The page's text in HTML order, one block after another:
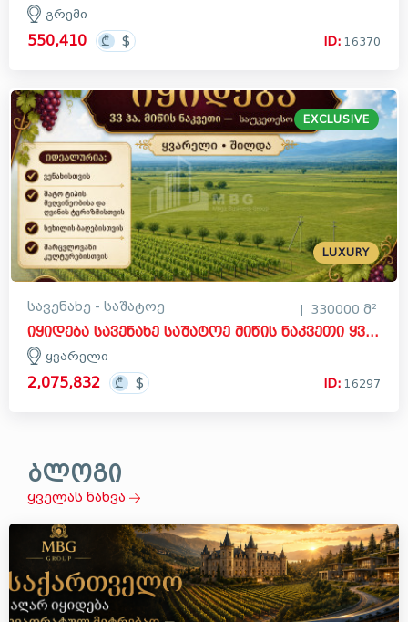
გრემი
550,410 ID: 16370
LUXURY
EXCLUSIVE
სავენახე - საშატოე 330000 მ²
იყიდება სავენახე საშატოე მიწის ნაკვეთი ყვარელში
ყვარელი
2,075,832 ID: 16297
ბლოგი
ყველას ნახვა